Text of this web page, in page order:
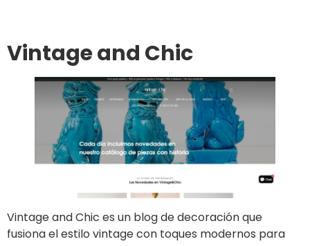
Vintage and Chic
Vintage and Chic es un blog de decoración que
fusiona el estilo vintage con toques modernos para